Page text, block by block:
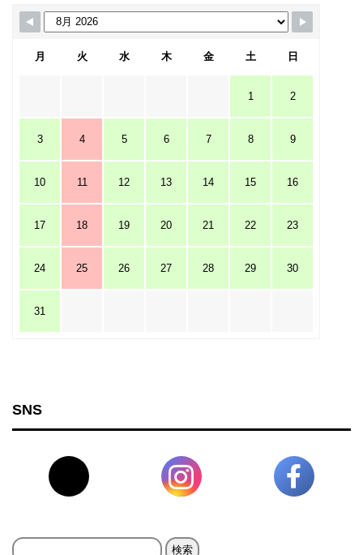
月 火 水 木 金 土 日
1 2
3 4 5 6 7 8 9
10 11 12 13 14 15 16
17 18 19 20 21 22 23
24 25 26 27 28 29 30
31
SNS
検